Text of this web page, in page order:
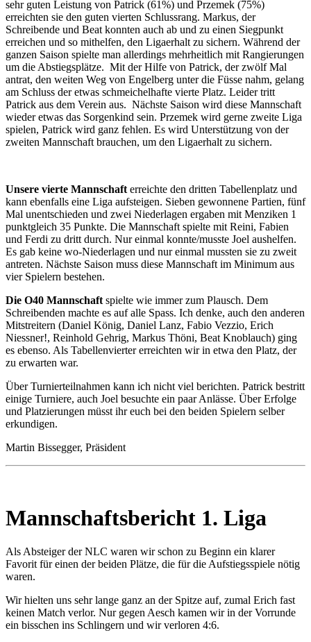
sehr guten Leistung von Patrick (61%) und Przemek (75%)
erreichten sie den guten vierten Schlussrang. Markus, der
Schreibende und Beat konnten auch ab und zu einen Siegpunkt
erreichen und so mithelfen, den Ligaerhalt zu sichern. Während der
ganzen Saison spielte man allerdings mehrheitlich mit Rangierungen
um die Abstiegsplätze. Mit der Hilfe von Patrick, der zwölf Mal
antrat, den weiten Weg von Engelberg unter die Füsse nahm, gelang
am Schluss der etwas schmeichelhafte vierte Platz. Leider tritt
Patrick aus dem Verein aus. Nächste Saison wird diese Mannschaft
wieder etwas das Sorgenkind sein. Przemek wird gerne zweite Liga
spielen, Patrick wird ganz fehlen. Es wird Unterstützung von der
zweiten Mannschaft brauchen, um den Ligaerhalt zu sichern.
Unsere vierte Mannschaft erreichte den dritten Tabellenplatz und
kann ebenfalls eine Liga aufsteigen. Sieben gewonnene Partien, fünf
Mal unentschieden und zwei Niederlagen ergaben mit Menziken 1
punktgleich 35 Punkte. Die Mannschaft spielte mit Reini, Fabien
und Ferdi zu dritt durch. Nur einmal konnte/musste Joel aushelfen.
Es gab keine wo-Niederlagen und nur einmal mussten sie zu zweit
antreten. Nächste Saison muss diese Mannschaft im Minimum aus
vier Spielern bestehen.
Die O40 Mannschaft spielte wie immer zum Plausch. Dem
Schreibenden machte es auf alle Spass. Ich denke, auch den anderen
Mitstreitern (Daniel König, Daniel Lanz, Fabio Vezzio, Erich
Niessner!, Reinhold Gehrig, Markus Thöni, Beat Knoblauch) ging
es ebenso. Als Tabellenvierter erreichten wir in etwa den Platz, der
zu erwarten war.
Über Turnierteilnahmen kann ich nicht viel berichten. Patrick bestritt
einige Turniere, auch Joel besuchte ein paar Anlässe. Über Erfolge
und Platzierungen müsst ihr euch bei den beiden Spielern selber
erkundigen.
Martin Bissegger, Präsident
Mannschaftsbericht 1. Liga
Als Absteiger der NLC waren wir schon zu Beginn ein klarer
Favorit für einen der beiden Plätze, die für die Aufstiegsspiele nötig
waren.
Wir hielten uns sehr lange ganz an der Spitze auf, zumal Erich fast
keinen Match verlor. Nur gegen Aesch kamen wir in der Vorrunde
ein bisschen ins Schlingern und wir verloren 4:6.